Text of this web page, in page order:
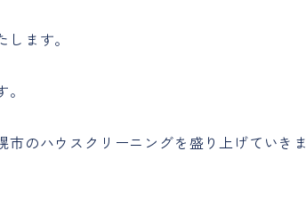
ます。
のハウスクリーニングを盛り上げていき